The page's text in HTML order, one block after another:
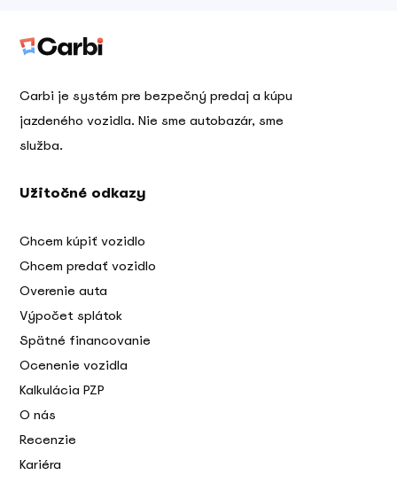
Carbi je systém pre bezpečný predaj a kúpu
jazdeného vozidla. Nie sme autobazár, sme
služba.
Užitočné odkazy
Chcem kúpiť vozidlo
Chcem predať vozidlo
Overenie auta
Výpočet splátok
Spätné financovanie
Ocenenie vozidla
Kalkulácia PZP
O nás
Recenzie
Kariéra